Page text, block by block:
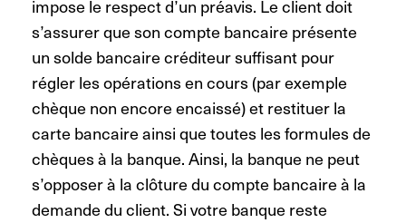
impose le respect d’un préavis. Le client doit
s’assurer que son compte bancaire présente
un solde bancaire créditeur suffisant pour
régler les opérations en cours (par exemple
chèque non encore encaissé) et restituer la
carte bancaire ainsi que toutes les formules de
chèques à la banque. Ainsi, la banque ne peut
s’opposer à la clôture du compte bancaire à la
demande du client. Si votre banque reste